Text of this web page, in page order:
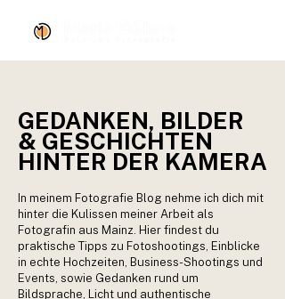
GEDANKEN, BILDER
& GESCHICHTEN
HINTER DER KAMERA
In meinem Fotografie Blog nehme ich dich mit
hinter die Kulissen meiner Arbeit als
Fotografin aus Mainz. Hier findest du
praktische Tipps zu Fotoshootings, Einblicke
in echte Hochzeiten, Business-Shootings und
Events, sowie Gedanken rund um
Bildsprache, Licht und authentische